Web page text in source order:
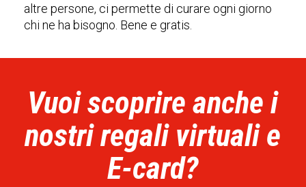
altre persone, ci permette di curare ogni giorno
chi ne ha bisogno. Bene e gratis.
Vuoi scoprire anche i
nostri regali virtuali e
E-card?